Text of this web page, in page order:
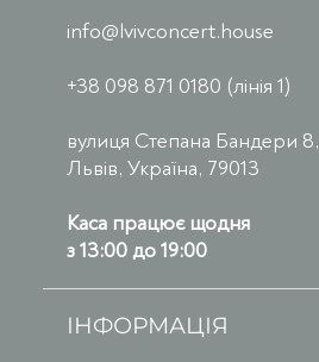
info@lvivconcert.house
+38 098 871 0180 (лінія 1)
вулиця Степана Бандери 8,
Львів, Україна, 79013
Каса працює щодня
з 13:00 до 19:00
ІНФОРМАЦІЯ